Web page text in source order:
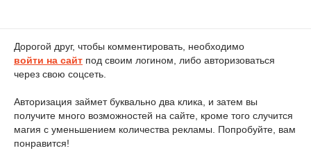
Дорогой друг, чтобы комментировать, необходимо
войти на сайт под своим логином, либо авторизоваться
через свою соцсеть.
Авторизация займет буквально два клика, и затем вы
получите много возможностей на сайте, кроме того случится
магия с уменьшением количества рекламы. Попробуйте, вам
понравится!